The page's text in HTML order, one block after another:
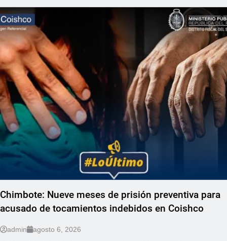
REGIONAL
Chimbote: Nueve meses de prisión preventiva para
acusado de tocamientos indebidos en Coishco
admin agosto 6, 2026